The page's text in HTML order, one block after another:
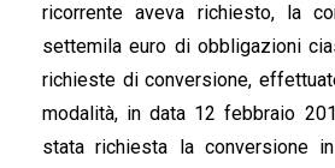
ricorrente aveva richiesto, la
settemila euro di obbligazioni
richieste di conversione,
modalità, in data 12 febbraio
stata richiesta la conversione